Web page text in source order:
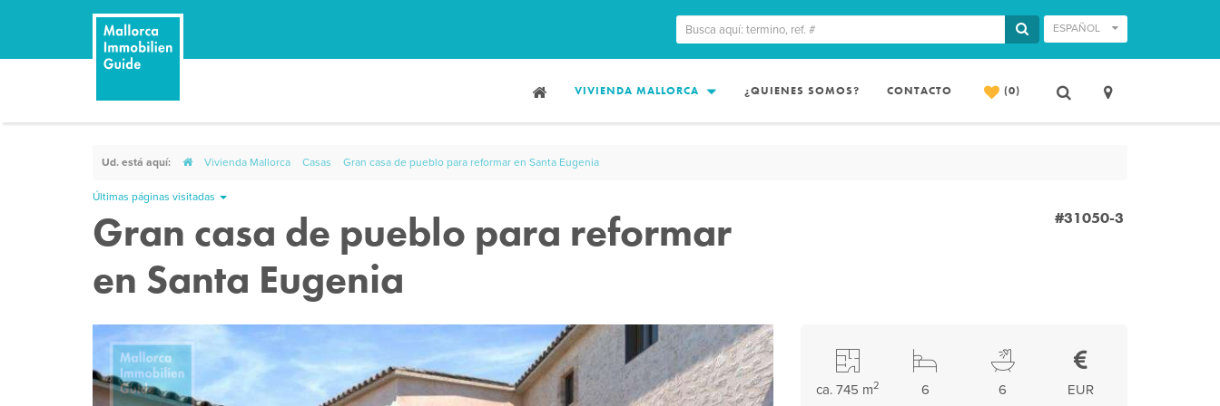
ESPAÑOL
VIVIENDA MALLORCA ¿QUIENES SOMOS? CONTACTO (0)
Ud. está aquí: Vivienda Mallorca Casas Gran casa de pueblo para reformar en Santa Eugenia
Últimas páginas visitadas
Gran casa de pueblo para reformar
en Santa Eugenia
#31050-3
EUR
6
6
ca. 745 m2